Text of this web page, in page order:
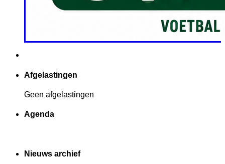
Afgelastingen
Geen afgelastingen
Agenda
Nieuws archief